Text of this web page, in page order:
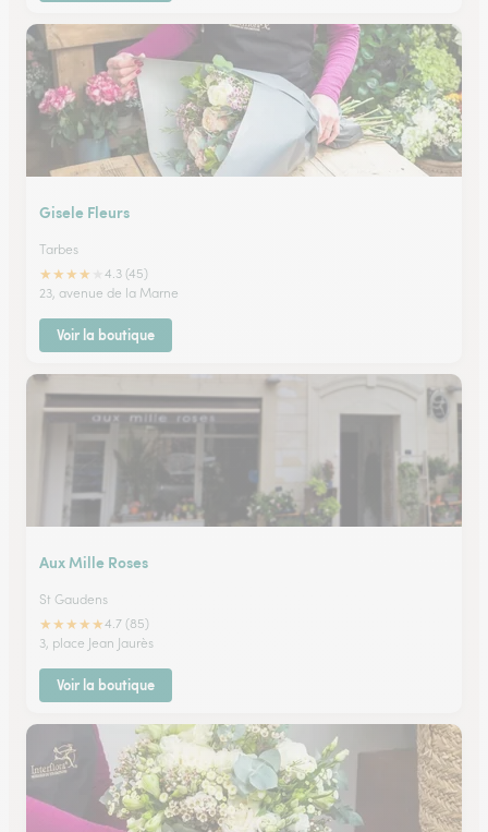
Gisele Fleurs
Tarbes
★★★★
4.3 (45)
23, avenue de la Marne
Voir la boutique
Aux Mille Roses
St Gaudens
★★★★★4.7 (85)
3, place Jean Jaurès
Voir la boutique